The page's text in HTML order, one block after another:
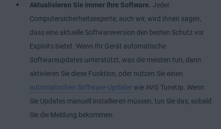
Aktualisieren Sie immer Ihre Software. Jeder
Computersicherheitsexperte, auch wir, wird Ihnen sagen,
dass eine aktuelle Softwareversion den besten Schutz vor
Exploits bietet. Wenn Ihr Gerät automatische
Softwareupdates unterstützt, was die meisten tun, dann
aktivieren Sie diese Funktion, oder nutzen Sie einen
automatischen Software-Updater wie AVG TuneUp. Wenn
Sie Updates manuell installieren müssen, tun Sie das, sobald
Sie die Meldung bekommen.